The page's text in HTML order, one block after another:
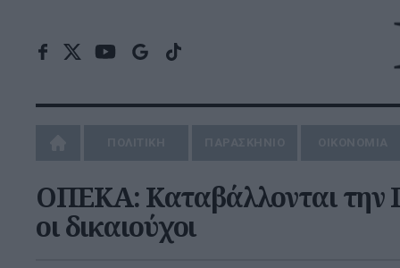
ΟΠΕΚΑ: Καταβάλλονται την
οι δικαιούχοι